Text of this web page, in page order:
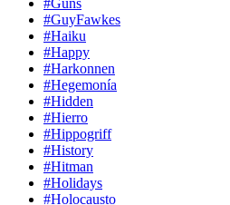
#Guns
#GuyFawkes
#Haiku
#Happy
#Harkonnen
#Hegemonía
#Hidden
#Hierro
#Hippogriff
#History
#Hitman
#Holidays
#Holocausto